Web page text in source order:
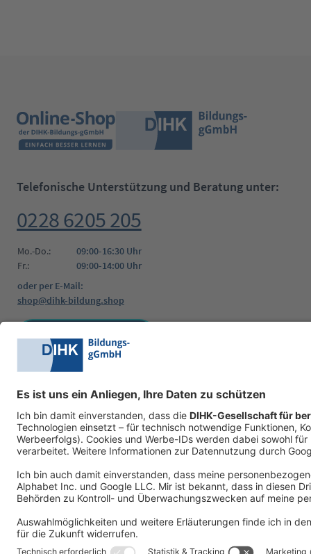
Telefonische Unterstützung und Beratung unter:
0228 6205 205
Mo.-Do.:
09:00-16:30 Uhr
Fr.:
09:00-14:00 Uhr
oder per E-Mail:
shop@dihk-bildung.shop
Social Media